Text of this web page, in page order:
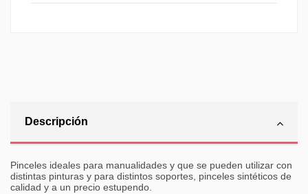
Descripción
Pinceles ideales para manualidades y que se pueden utilizar con
distintas pinturas y para distintos soportes, pinceles sintéticos de
calidad y a un precio estupendo.